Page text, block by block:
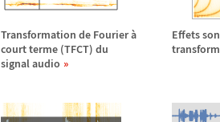
Transformation de Fourierà
court terme (TFCT) du
signal audio
Effets